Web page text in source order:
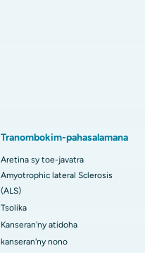
Tranombokim-pahasalamana
Aretina sy toe-javatra
Amyotrophic lateral Sclerosis
(ALS)
Tsolika
Kanseran'ny atidoha
kanseran'ny nono